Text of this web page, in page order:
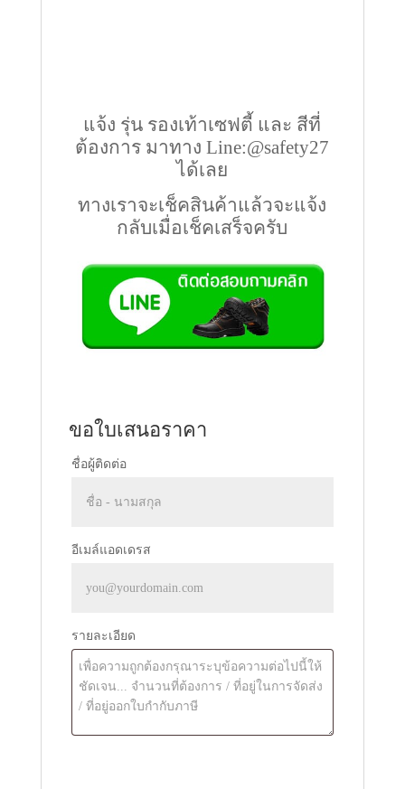
แจ้ง รุ่น รองเท้าเซฟตี้ และ สีที่
ต้องการ มาทาง Line:@safety27
ได้เลย
ทางเราจะเช็คสินค้าแล้วจะแจ้ง
กลับเมื่อเช็คเสร็จครับ
ขอใบเสนอราคา
ชื่อผู้ติดต่อ
อีเมล์แอดเดรส
รายละเอียด